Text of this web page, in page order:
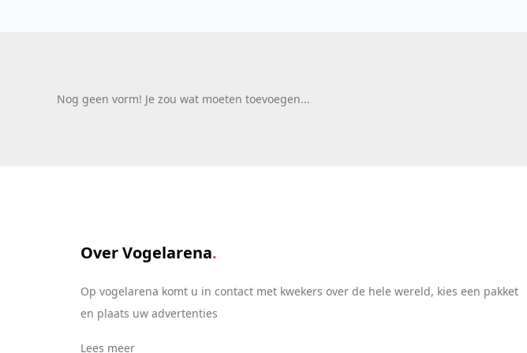
Nog geen vorm! Je zou wat moeten toevoegen...
Over Vogelarena
Op vogelarena komt u in contact met kwekers over de hele wereld, kies een pakket
en plaats uw advertenties
Lees meer